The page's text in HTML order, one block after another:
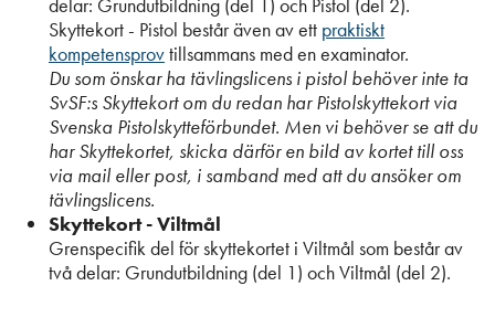
Skyttekort - Pistol består även av ett praktiskt
kompetensprovtillsammans med en examinator.
Du som önskar ha tävlingslicens i pistol behöver inte ta
SvSF:s Skyttekort om du redan har Pistolskyttekort via
Svenska Pistolskytteförbundet. Men vi behöver se att du
har Skyttekortet, skicka därför en bild av kortet till oss
via mail eller post, i samband med att du ansöker om
tävlingslicens.
Skyttekort - Viltmål
Grenspecifik del för skyttekortet i Viltmål som består av
två delar: Grundutbildning (del 1) och Viltmål (del 2).